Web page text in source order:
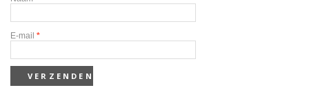
E-mail *